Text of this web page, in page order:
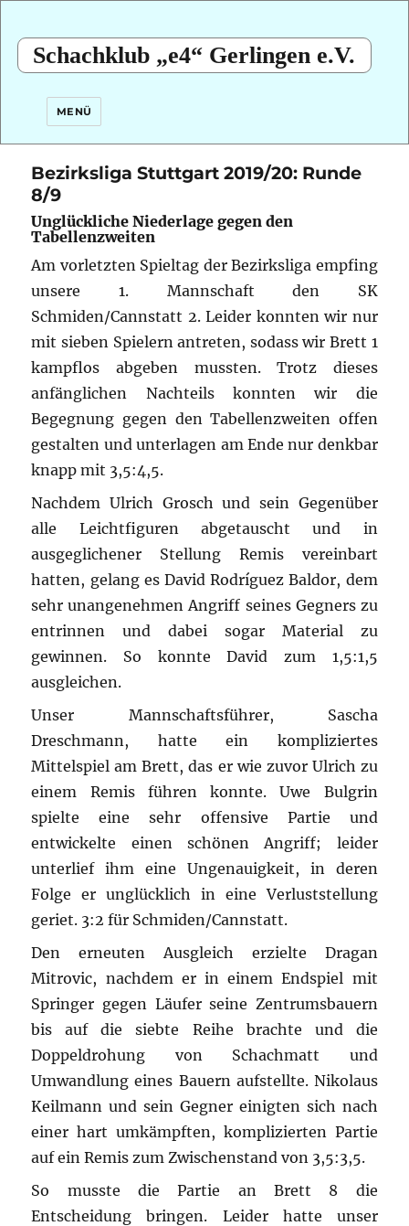
Schachklub „e4“ Gerlingen e.V.
MENÜ
Bezirksliga Stuttgart 2019/20: Runde
8/9
Unglückliche Niederlage gegen den
Tabellenzweiten
Am vorletzten Spieltag der Bezirksliga empfing
unsere 1. Mannschaft den SK
Schmiden/Cannstatt 2. Leider konnten wir nur
mit sieben Spielern antreten, sodass wir Brett 1
kampflos abgeben mussten. Trotz dieses
anfänglichen Nachteils konnten wir die
Begegnung gegen den Tabellenzweiten offen
gestalten und unterlagen am Ende nur denkbar
knapp mit 3,5:4,5.
Nachdem Ulrich Grosch und sein Gegenüber
alle Leichtfiguren abgetauscht und in
ausgeglichener Stellung Remis vereinbart
hatten, gelang es David Rodríguez Baldor, dem
sehr unangenehmen Angriff seines Gegners zu
entrinnen und dabei sogar Material zu
gewinnen. So konnte David zum 1,5:1,5
ausgleichen.
Unser Mannschaftsführer, Sascha
Dreschmann, hatte ein kompliziertes
Mittelspiel am Brett, das er wie zuvor Ulrich zu
einem Remis führen konnte. Uwe Bulgrin
spielte eine sehr offensive Partie und
entwickelte einen schönen Angriff; leider
unterlief ihm eine Ungenauigkeit, in deren
Folge er unglücklich in eine Verluststellung
geriet. 3:2 für Schmiden/Cannstatt.
Den erneuten Ausgleich erzielte Dragan
Mitrovic, nachdem er in einem Endspiel mit
Springer gegen Läufer seine Zentrumsbauern
bis auf die siebte Reihe brachte und die
Doppeldrohung von Schachmatt und
Umwandlung eines Bauern aufstellte. Nikolaus
Keilmann und sein Gegner einigten sich nach
einer hart umkämpften, komplizierten Partie
auf ein Remis zum Zwischenstand von 3,5:3,5.
So musste die Partie an Brett 8 die
Entscheidung bringen. Leider hatte unser